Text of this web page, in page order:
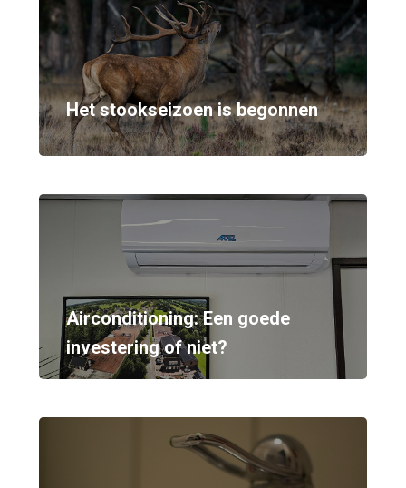
Het stookseizoen is begonnen
Airconditioning: Een goede
investering of niet?